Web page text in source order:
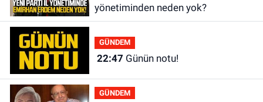
yönetiminden neden yok?
GÜNDEM
22:47 Günün notu!
GÜNDEM